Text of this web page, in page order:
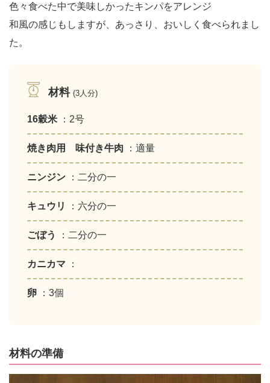
色々食べた中で美味しかったキンパをアレンジ
和風の感じもしますが、あっさり、おいしく食べられまし
た。
材料 (3人分)
16穀米 ：2号
焼き肉用 味付き牛肉 ：適量
ニンジン ：二分の一
キュウリ ：六分の一
ごぼう ：二分の一
カニカマ ：
卵 ：3個
材料の準備